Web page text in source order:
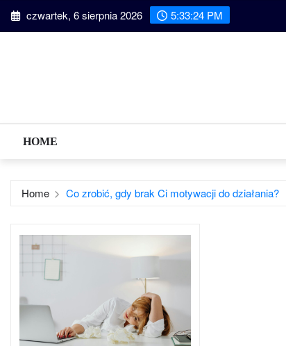
Skip czwartek, 6 sierpnia 2026 5:33:25 PM
HOME
Home Co zrobić, gdy brak Ci motywacji do działania?